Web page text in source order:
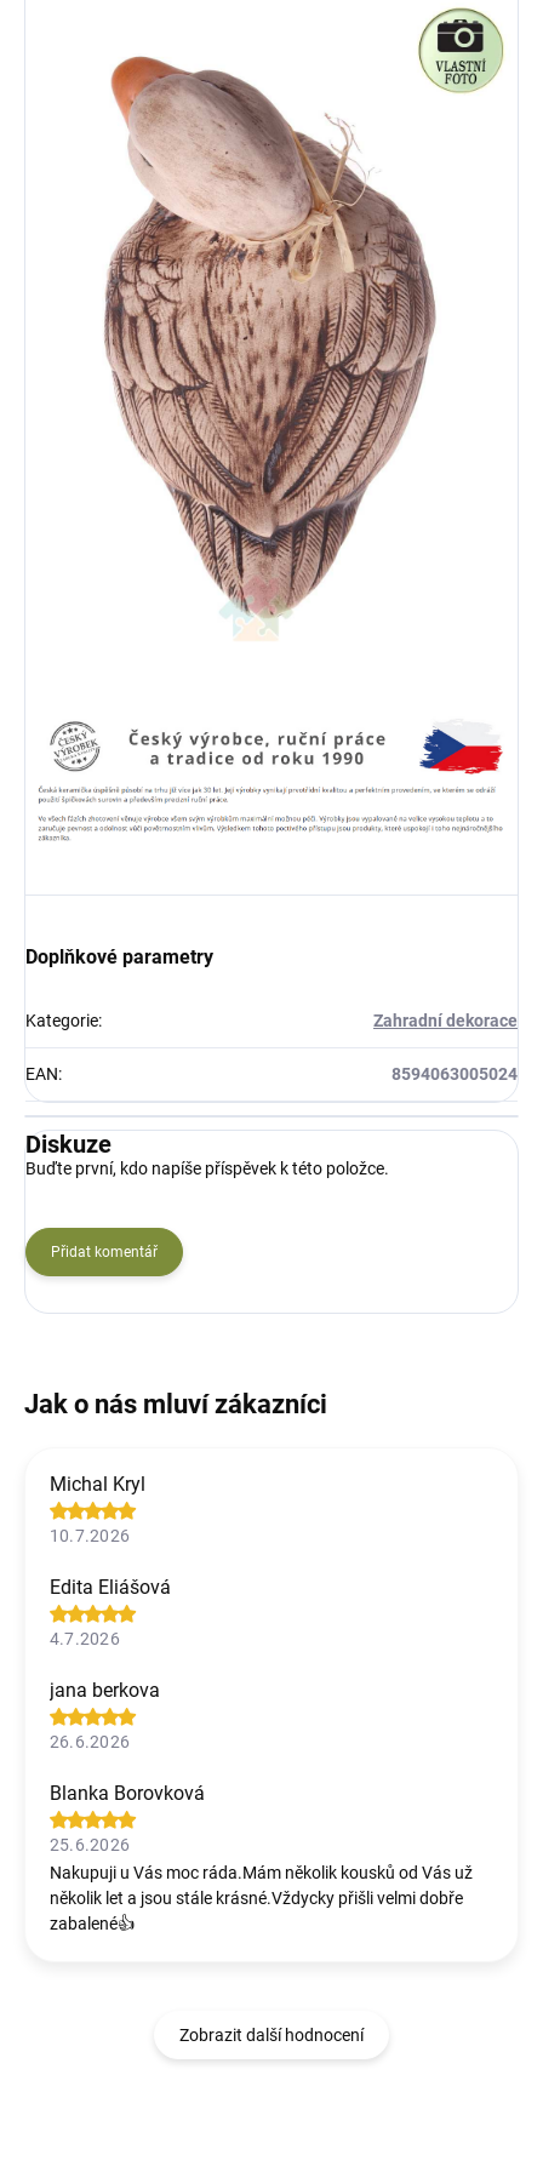
Doplňkové parametry
Kategorie: Zahradní dekorace
EAN: 8594063005024
Diskuze
Buďte první, kdo napíše příspěvek k této položce.
Přidat komentář
Michal Kryl
10.7.2026
Edita Eliášová
4.7.2026
jana berkova
26.6.2026
Blanka Borovková
25.6.2026
Nakupuji u Vás moc ráda.Mám několik kousků od Vás už
několik let a jsou stále krásné.Vždycky přišli velmi dobře
zabalené👍
Zobrazit další hodnocení